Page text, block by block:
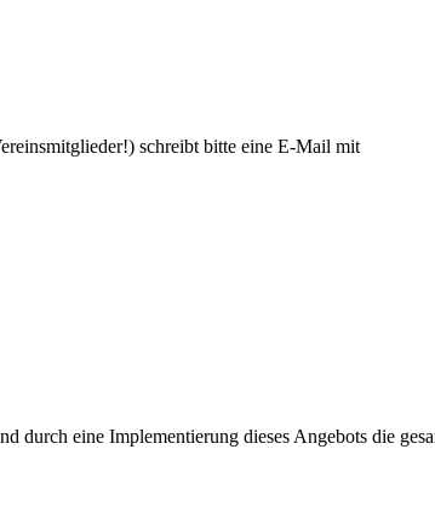
schreibt bitte eine E-Mail mit
durch eine Implementierung dieses Angebots die